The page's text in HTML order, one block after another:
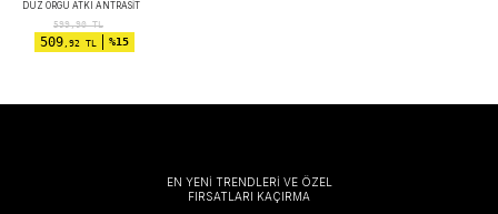
DÜZ ÖRGÜ ATKI ANTRASIT
599,90TL
509,92 TL %15
EN YENİ TRENDLERİ VE ÖZEL
FIRSATLARI KAÇIRMA